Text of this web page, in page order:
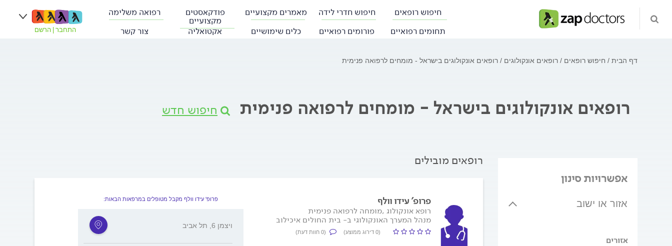
חיפוש רופאים חיפוש חדרי לידה מאמרים מקצועיים פודקאסטים
מקצועיים
רפואה משלימה
תחומים רפואיים
פורומים רפואיים כלים שימושיים אקטואליה צור קשר התחבר הרשם
דף הבית חיפוש רופאים רופאים אונקולוגים רופאים אונקולוגים בישראל - מומחים לרפואה פנימית
רופאים אונקולוגים בישראל - מומחים לרפואה פנימית חיפוש חדש
אפשרויות סינון
אזור או ישוב
אזורים
רופאים מובילים
פרופ' עידו וולף
רופא אונקולוג ,מומחה לרפואה פנימית
מנהל המערך האונקולוגי ב- בית החולים איכילוב
(0 דירוג ממוצע) (0 חוות דעת)
פרופ' עידו וולף מקבל מטופלים במרפאות הבאות:
ויצמן 6, תל אביב